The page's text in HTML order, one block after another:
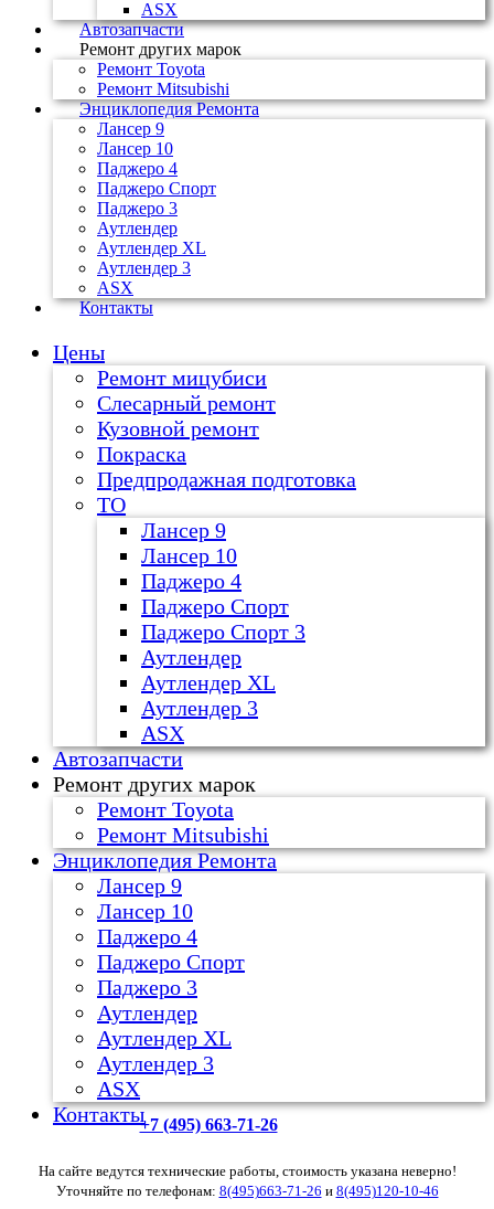
ASX
Автозапчасти
Ремонт других марок
Ремонт Toyota
Ремонт Mitsubishi
Энциклопедия Ремонта
Лансер 9
Лансер 10
Паджеро 4
Паджеро Спорт
Паджеро 3
Аутлендер
Аутлендер ХL
Аутлендер 3
ASX
Контакты
Цены
Ремонт мицубиси
Слесарный ремонт
Кузовной ремонт
Покраска
Предпродажная подготовка
ТО
Лансер 9
Лансер 10
Паджеро 4
Паджеро Спорт
Паджеро Спорт 3
Аутлендер
Аутлендер ХL
Аутлендер 3
ASX
Автозапчасти
Ремонт других марок
Ремонт Toyota
Ремонт Mitsubishi
Энциклопедия Ремонта
Лансер 9
Лансер 10
Паджеро 4
Паджеро Спорт
Паджеро 3
Аутлендер
Аутлендер ХL
Аутлендер 3
ASX
Контакты+7 (495) 663-71-26
На сайте ведутся технические работы, стоимость указана неверно!
Уточняйте по телефонам: 8(495)663-71-26 и 8(495)120-10-46